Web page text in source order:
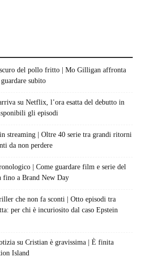
del pollo fritto | Mo Gilligan affronta
subito
su Netflix, l’ora esatta del debutto in
gli episodi
streaming | Oltre 40 serie tra grandi ritorni
da non perdere
| Come guardare film e serie del
fino a Brand New Day
che non fa sconti | Otto episodi tra
per chi è incuriosito dal caso Epstein
su Cristian è gravissima | È finita
Island